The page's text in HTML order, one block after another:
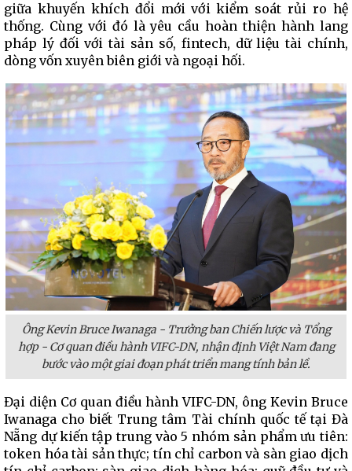
giữa khuyến khích đổi mới với kiểm soát rủi ro hệ
thống. Cùng với đó là yêu cầu hoàn thiện hành lang
pháp lý đối với tài sản số, fintech, dữ liệu tài chính,
dòng vốn xuyên biên giới và ngoại hối.
Ông Kevin Bruce Iwanaga - Trưởng ban Chiến lược và Tổng
hợp - Cơ quan điều hành VIFC-DN, nhận định Việt Nam đang
bước vào một giai đoạn phát triển mang tính bản lề.
Đại diện Cơ quan điều hành VIFC-DN, ông Kevin Bruce
Iwanaga cho biết Trung tâm Tài chính quốc tế tại Đà
Nẵng dự kiến tập trung vào 5 nhóm sản phẩm ưu tiên:
token hóa tài sản thực; tín chỉ carbon và sàn giao dịch